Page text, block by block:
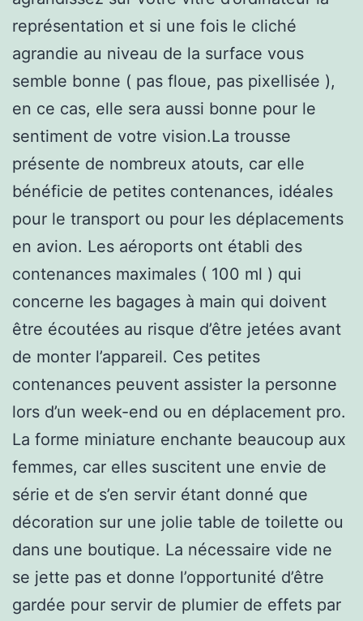
représentation et si une fois le cliché
agrandie au niveau de la surface vous
semble bonne ( pas floue, pas pixellisée ),
en ce cas, elle sera aussi bonne pour le
sentiment de votre vision.La trousse
présente de nombreux atouts, car elle
bénéficie de petites contenances, idéales
pour le transport ou pour les déplacements
en avion. Les aéroports ont établi des
contenances maximales ( 100 ml ) qui
concerne les bagages à main qui doivent
être écoutées au risque d’être jetées avant
de monter l’appareil. Ces petites
contenances peuvent assister la personne
lors d’un week-end ou en déplacement pro.
La forme miniature enchante beaucoup aux
femmes, car elles suscitent une envie de
série et de s’en servir étant donné que
décoration sur une jolie table de toilette ou
dans une boutique. La nécessaire vide ne
se jette pas et donne l’opportunité d’être
gardée pour servir de plumier de effets par